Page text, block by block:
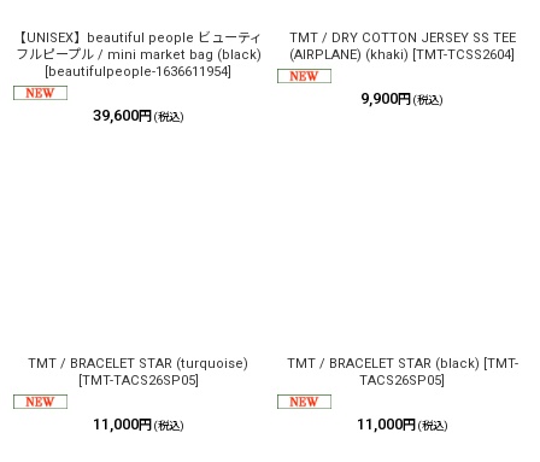
【UNISEX】beautiful people ビューティ
フルピープル / mini market bag (black)
[beautifulpeople-1636611954]
39,600円 (税込)
TMT / DRY COTTON JERSEY SS TEE
(AIRPLANE) (khaki) [TMT-TCSS2604]
9,900円 (税込)
TMT / BRACELET STAR (turquoise)
[TMT-TACS26SP05]
11,000円 (税込)
TMT / BRACELET STAR (black) [TMT-
TACS26SP05]
11,000円 (税込)